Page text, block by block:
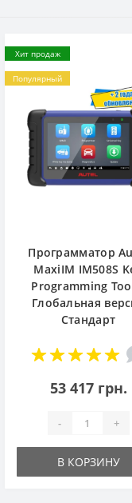
Хит продаж
Популярный
Программатор
MaxiIM IM508S
Programming
Глобальная
Стандарт
53 417 грн.
- +
В КОРЗИНУ